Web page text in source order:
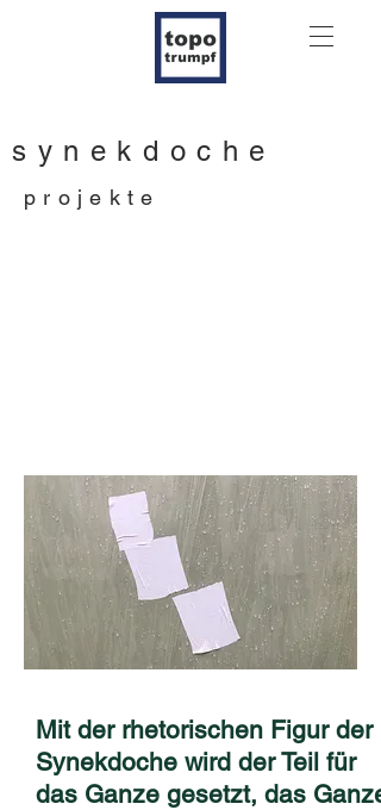
synekdoche
projekte
Mit der rhetorischen Figur der
Synekdoche wird der Teil für
das Ganze gesetzt, das Ganze